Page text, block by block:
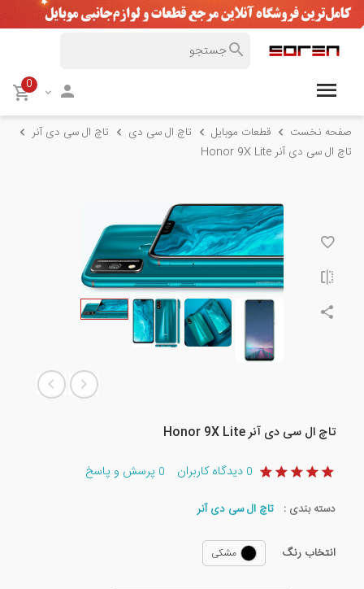
0
صفحه نخست قطعات موبایل تاچ ال سی دی
تاچ ال سی دی آنر
تاچ ال سی دی آنر Honor 9X Lite
تاچ ال سی دی آنر Honor 9X Lite
0 دیدگاه کاربران 0 پرسش و پاسخ
دسته بندی : تاچ ال سی دی آنر
انتخاب رنگ مشکی